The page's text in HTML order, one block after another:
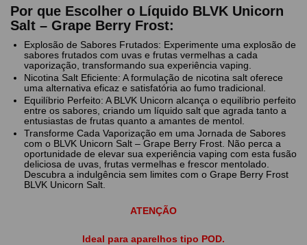
Por que Escolher o Líquido BLVK Unicorn
Salt – Grape Berry Frost:
Explosão de Sabores Frutados: Experimente uma explosão de
sabores frutados com uvas e frutas vermelhas a cada
vaporização, transformando sua experiência vaping.
Nicotina Salt Eficiente: A formulação de nicotina salt oferece
uma alternativa eficaz e satisfatória ao fumo tradicional.
Equilíbrio Perfeito: A BLVK Unicorn alcança o equilíbrio perfeito
entre os sabores, criando um líquido salt que agrada tanto a
entusiastas de frutas quanto a amantes de mentol.
Transforme Cada Vaporização em uma Jornada de Sabores
com o BLVK Unicorn Salt – Grape Berry Frost. Não perca a
oportunidade de elevar sua experiência vaping com esta fusão
deliciosa de uvas, frutas vermelhas e frescor mentolado.
Descubra a indulgência sem limites com o Grape Berry Frost
BLVK Unicorn Salt.
ATENÇÃO
Ideal para aparelhos tipo POD.